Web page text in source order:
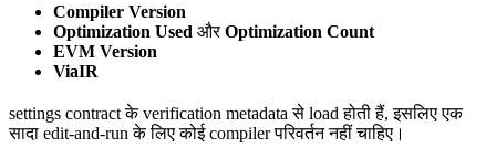
Compiler Version
Optimization Used औरOptimization Count
EVM Version
ViaIR
settings contract के verification metadata से load होती हैं, इसलिए एक
सादा edit-and-run के लिए कोई compiler परिवर्तन नहीं चाहिए।